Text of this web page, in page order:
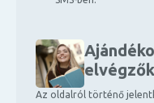
Az oldalról történő